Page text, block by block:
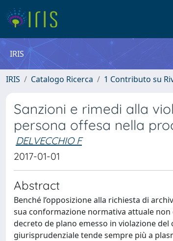
IRIS
IRIS Catalogo Ricerca 1 Contributo su
Sanzioni e rimedi alla
persona offesa nella
DELVECCHIO F
2017-01-01
Abstract
Benché l’opposizione alla richiesta di
sua conformazione normativa attuale
decreto de plano emesso in violazione
giurisprudenziale tende sempre più a